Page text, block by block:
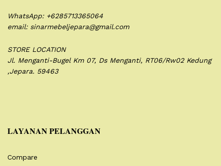
WhatsApp: +6285713365064
email: sinarmebeljepara@gmail.com
STORE LOCATION
Jl. Menganti-Bugel Km 07, Ds Menganti, RT06/Rw02 Kedung
,Jepara. 59463
LAYANAN PELANGGAN
Compare